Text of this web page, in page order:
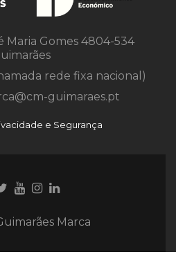
Maria Gomes 4804-534
rede fixa nacional)
guimaraes.pt
e Segurança
Youtube
Ligação
Instagram
Ligação
Instagram
Marca